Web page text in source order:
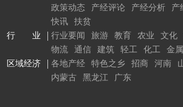
政策动态
产经评论 产经分析 产
快讯
扶贫
行 业
行业要闻 旅游 教育 农业 文化
物流
通信 建筑 轻工 化工 金属
区域经济
各地产经 特色之乡 招商 河南
内蒙古
黑龙江 广东